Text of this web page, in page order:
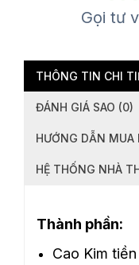
Gọi tư
THÔNG TIN CHI
ĐÁNH GIÁ SAO (0)
HƯỚNG DẪN MUA
HỆ THỐNG NHÀ
Thành phần:
Cao Kim